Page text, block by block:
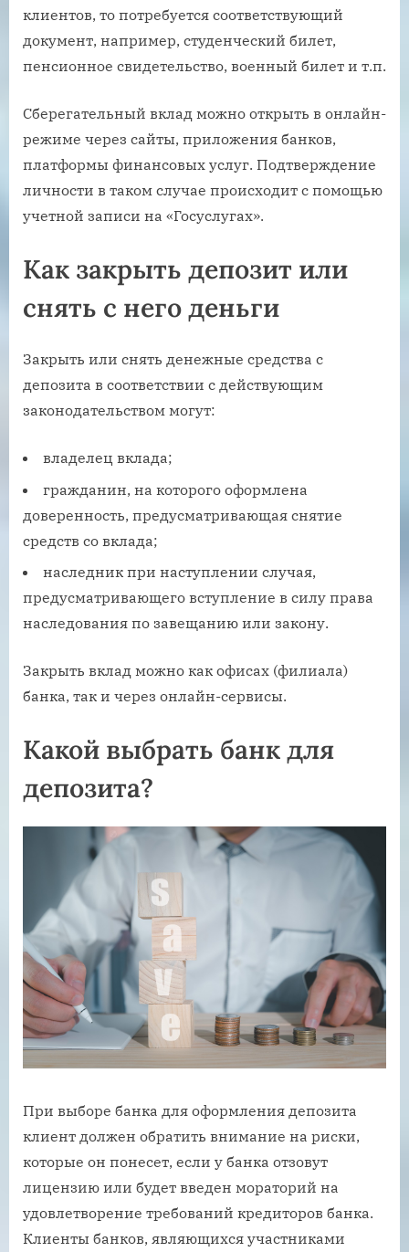
клиентов, то потребуется соответствующий
документ, например, студенческий билет,
пенсионное свидетельство, военный билет и т.п.
Сберегательный вклад можно открыть в онлайн-
режиме через сайты, приложения банков,
платформы финансовых услуг. Подтверждение
личности в таком случае происходит с помощью
учетной записи на «Госуслугах».
Как закрыть депозит или
снять с него деньги
Закрыть или снять денежные средства с
депозита в соответствии с действующим
законодательством могут:
владелец вклада;
гражданин, на которого оформлена
доверенность, предусматривающая снятие
средств со вклада;
наследник при наступлении случая,
предусматривающего вступление в силу права
наследования по завещанию или закону.
Закрыть вклад можно как офисах (филиала)
банка, так и через онлайн-сервисы.
Какой выбрать банк для
депозита?
При выборе банка для оформления депозита
клиент должен обратить внимание на риски,
которые он понесет, если у банка отзовут
лицензию или будет введен мораторий на
удовлетворение требований кредиторов банка.
Клиенты банков, являющихся участниками